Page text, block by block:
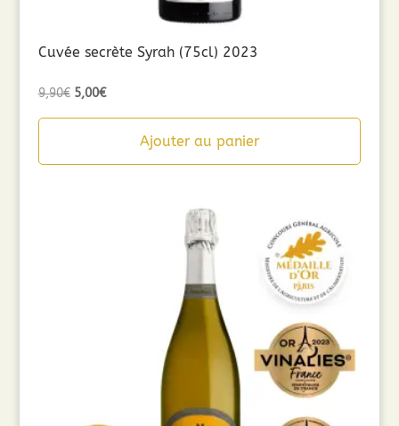
Cuvée secrète Syrah (75cl) 2023
9,90€ Le
5,00€Le
Ajouter au panier